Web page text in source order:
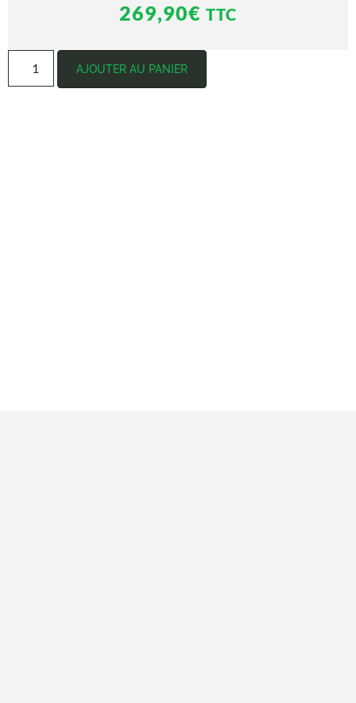
269,90€ TTC
AJOUTER AU PANIER